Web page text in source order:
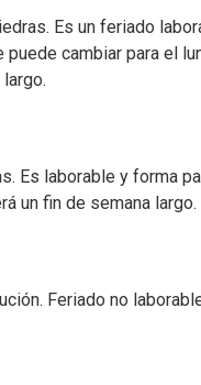
Es un feriado
cambiar para el
Es laborable y forma
un fin de semana largo.
Feriado no